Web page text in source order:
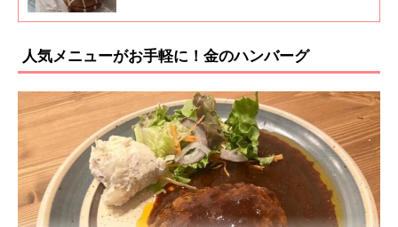
はインスタグラムの投稿より話題の沖縄スイー
人気メニューがお手軽に！金のハンバーグ